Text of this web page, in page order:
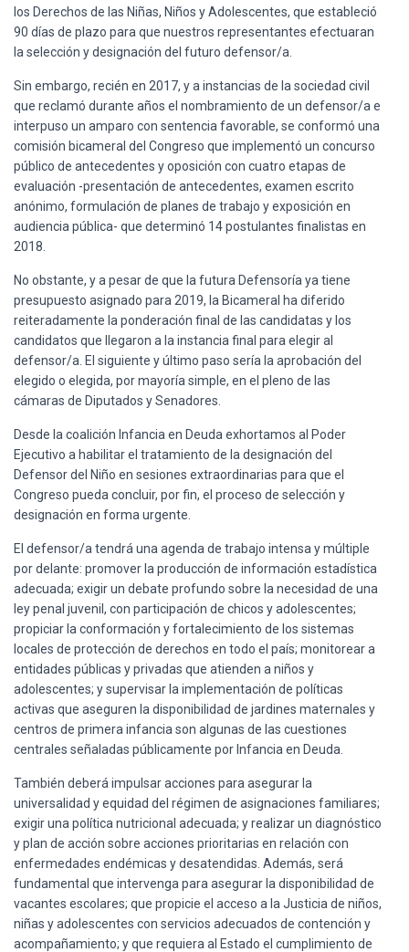
los Derechos de las Niñas, Niños y Adolescentes, que estableció
90 días de plazo para que nuestros representantes efectuaran
la selección y designación del futuro defensor/a.
Sin embargo, recién en 2017, y a instancias de la sociedad civil
que reclamó durante años el nombramiento de un defensor/a e
interpuso un amparo con sentencia favorable, se conformó una
comisión bicameral del Congreso que implementó un concurso
público de antecedentes y oposición con cuatro etapas de
evaluación -presentación de antecedentes, examen escrito
anónimo, formulación de planes de trabajo y exposición en
audiencia pública- que determinó 14 postulantes finalistas en
2018.
No obstante, y a pesar de que la futura Defensoría ya tiene
presupuesto asignado para 2019, la Bicameral ha diferido
reiteradamente la ponderación final de las candidatas y los
candidatos que llegaron a la instancia final para elegir al
defensor/a. El siguiente y último paso sería la aprobación del
elegido o elegida, por mayoría simple, en el pleno de las
cámaras de Diputados y Senadores.
Desde la coalición Infancia en Deuda exhortamos al Poder
Ejecutivo a habilitar el tratamiento de la designación del
Defensor del Niño en sesiones extraordinarias para que el
Congreso pueda concluir, por fin, el proceso de selección y
designación en forma urgente.
El defensor/a tendrá una agenda de trabajo intensa y múltiple
por delante: promover la producción de información estadística
adecuada; exigir un debate profundo sobre la necesidad de una
ley penal juvenil, con participación de chicos y adolescentes;
propiciar la conformación y fortalecimiento de los sistemas
locales de protección de derechos en todo el país; monitorear a
entidades públicas y privadas que atienden a niños y
adolescentes; y supervisar la implementación de políticas
activas que aseguren la disponibilidad de jardines maternales y
centros de primera infancia son algunas de las cuestiones
centrales señaladas públicamente por Infancia en Deuda.
También deberá impulsar acciones para asegurar la
universalidad y equidad del régimen de asignaciones familiares;
exigir una política nutricional adecuada; y realizar un diagnóstico
y plan de acción sobre acciones prioritarias en relación con
enfermedades endémicas y desatendidas. Además, será
fundamental que intervenga para asegurar la disponibilidad de
vacantes escolares; que propicie el acceso a la Justicia de niños,
niñas y adolescentes con servicios adecuados de contención y
acompañamiento; y que requiera al Estado el cumplimiento de